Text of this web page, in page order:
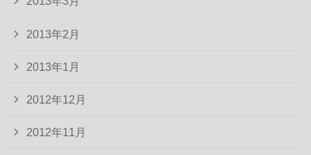
2013年2月
2013年1月
2012年12月
2012年11月